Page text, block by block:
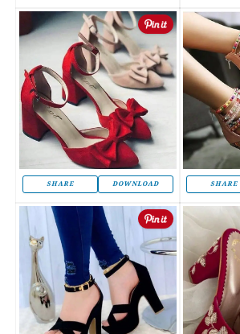
SHARE DOWNLOAD SHARE